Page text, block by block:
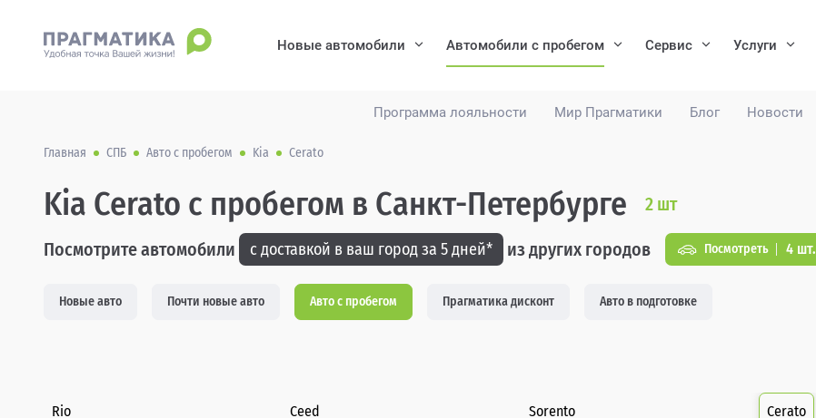
Программа лояльности Мир Прагматики Блог Новости
Новые автомобили Автомобили с пробегом Сервис Услуги
Главная СПБ Авто с пробегом Kia Cerato
Kia Cerato с пробегом в Санкт-Петербурге 2 шт
Посмотрите автомобили с доставкой в ваш город за 5 дней* из других городов Посмотреть 4 шт.
Новые авто Почти новые авто Авто с пробегом Прагматика дисконт Авто в подготовке
Rio Ceed Sorento Cerato